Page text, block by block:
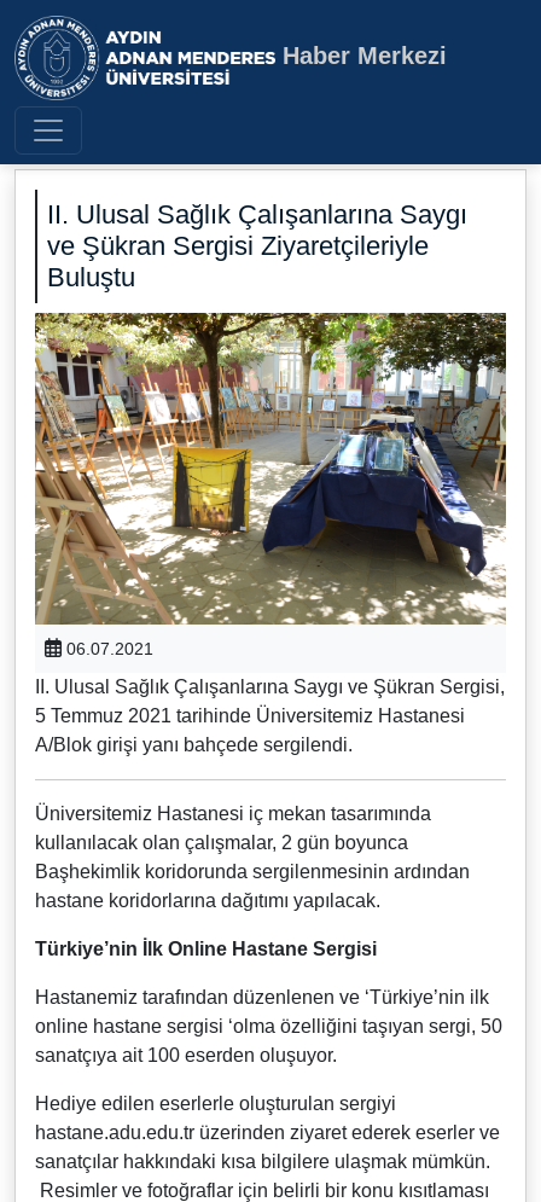
Aydın Adnan Menderes
Haber Merkezi
II. Ulusal Sağlık Çalışanlarına Saygı
ve Şükran Sergisi Ziyaretçileriyle
Buluştu
06.07.2021
II. Ulusal Sağlık Çalışanlarına Saygı ve Şükran Sergisi,
5 Temmuz 2021 tarihinde Üniversitemiz Hastanesi
A/Blok girişi yanı bahçede sergilendi.
Üniversitemiz Hastanesi iç mekan tasarımında
kullanılacak olan çalışmalar, 2 gün boyunca
Başhekimlik koridorunda sergilenmesinin ardından
hastane koridorlarına dağıtımı yapılacak.
Türkiye’nin İlk Online Hastane Sergisi
Hastanemiz tarafından düzenlenen ve ‘Türkiye’nin ilk
online hastane sergisi ‘olma özelliğini taşıyan sergi, 50
sanatçıya ait 100 eserden oluşuyor.
Hediye edilen eserlerle oluşturulan sergiyi
hastane.adu.edu.tr üzerinden ziyaret ederek eserler ve
sanatçılar hakkındaki kısa bilgilere ulaşmak mümkün.
Resimler ve fotoğraflar için belirli bir konu kısıtlaması